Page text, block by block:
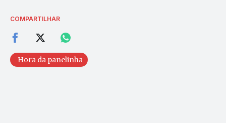
COMPARTILHAR
Hora da panelinha